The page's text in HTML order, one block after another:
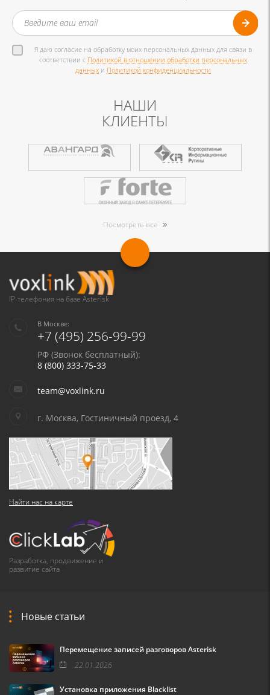
Я даю согласие на обработку моих персональных данных для связи в
соответствии с Политикой в отношении обработки персональных
данных и Политикой конфиденциальности
НАШИ
КЛИЕНТЫ
Посмотреть все
IP-телефония на базе Asterisk
В Москве:
+7 (495) 256-99-99
РФ (Звонок бесплатный):
8 (800) 333-75-33
team@voxlink.ru
г. Москва, Гостиничный проезд, 4
Найти нас на карте
Разработка, продвижение и
развитие сайта
Новые статьи
Перемещение записей разговоров Asterisk
22.01.2026
Установка приложения Blacklist